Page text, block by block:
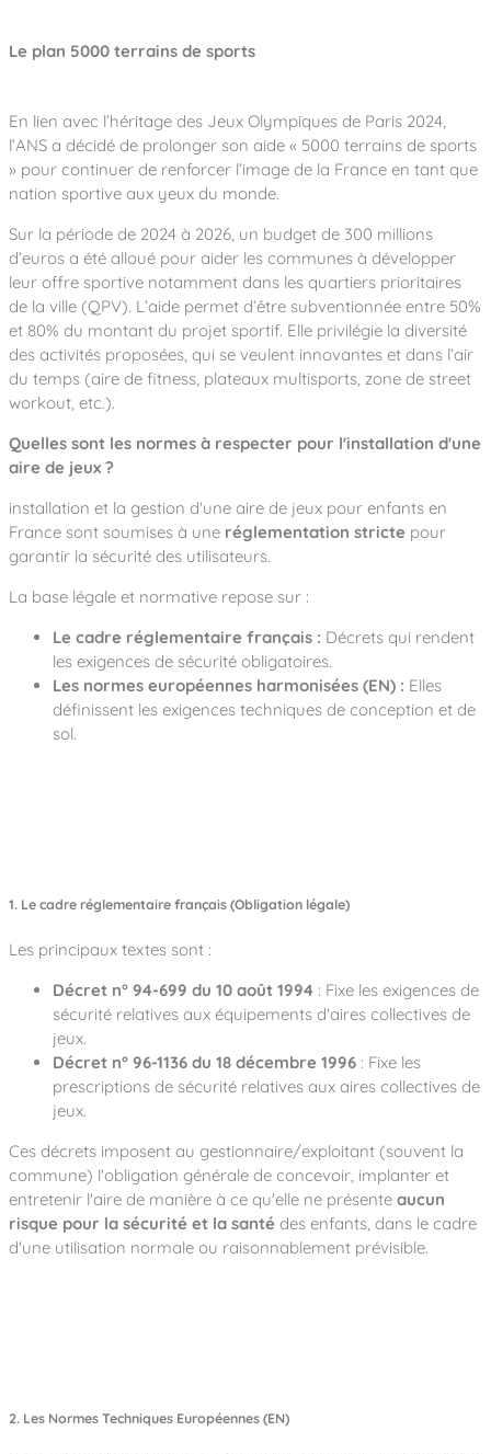
Le plan 5000 terrains de sports
En lien avec l’héritage des Jeux Olympiques de Paris 2024,
l’ANS a décidé de prolonger son aide « 5000 terrains de sports
» pour continuer de renforcer l’image de la France en tant que
nation sportive aux yeux du monde.
Sur la période de 2024 à 2026, un budget de 300 millions
d’euros a été alloué pour aider les communes à développer
leur offre sportive notamment dans les quartiers prioritaires
de la ville (QPV). L’aide permet d’être subventionnée entre 50%
et 80% du montant du projet sportif. Elle privilégie la diversité
des activités proposées, qui se veulent innovantes et dans l’air
du temps (aire de fitness, plateaux multisports, zone de street
workout, etc.).
Quelles sont les normes à respecter pour l'installation d'une
aire de jeux ?
installation et la gestion d'une aire de jeux pour enfants en
France sont soumises à une réglementation stricte pour
garantir la sécurité des utilisateurs.
La base légale et normative repose sur :
Le cadre réglementaire français : Décrets qui rendent
les exigences de sécurité obligatoires.
Les normes européennes harmonisées (EN) : Elles
définissent les exigences techniques de conception et de
sol.
1. Le cadre réglementaire français (Obligation légale)
Les principaux textes sont :
Décret n° 94-699 du 10 août 1994 : Fixe les exigences de
sécurité relatives aux équipements d'aires collectives de
jeux.
Décret n° 96-1136 du 18 décembre 1996 : Fixe les
prescriptions de sécurité relatives aux aires collectives de
jeux.
Ces décrets imposent au gestionnaire/exploitant (souvent la
commune) l'obligation générale de concevoir, implanter et
entretenir l'aire de manière à ce qu'elle ne présente aucun
risque pour la sécurité et la santé des enfants, dans le cadre
d'une utilisation normale ou raisonnablement prévisible.
2. Les Normes Techniques Européennes (EN)